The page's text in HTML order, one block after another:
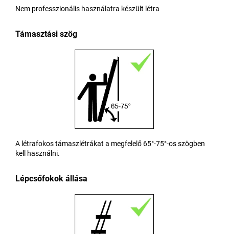
Nem professzionális használatra készült létra
Támasztási szög
A létrafokos támaszlétrákat a megfelelő 65°-75°-os szögben
kell használni.
Lépcsőfokok állása